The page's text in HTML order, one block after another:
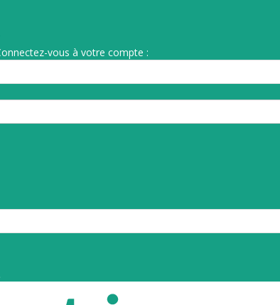
vous à votre compte :